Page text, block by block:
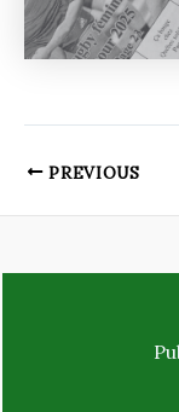
PREVIOUS